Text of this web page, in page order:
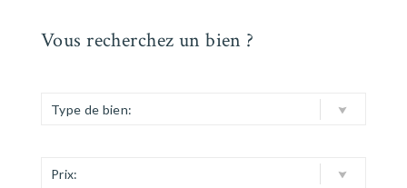
Vous recherchez un bien ?
Type de bien:
Prix: